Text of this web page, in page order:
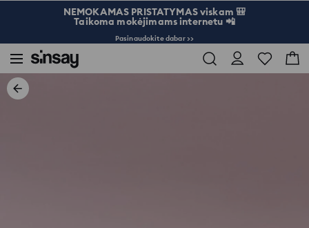
NEMOKAMAS PRISTATYMAS viskam 🎒
Taikoma mokėjimams internetu 📲
Pasinaudokite dabar >>